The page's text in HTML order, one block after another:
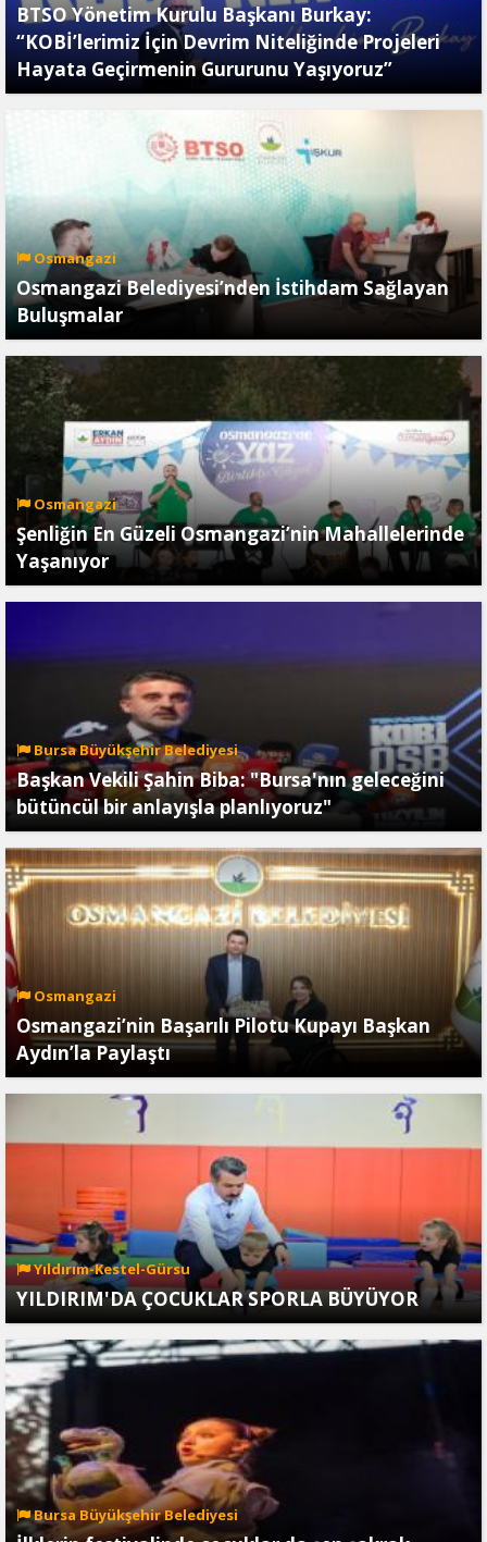
BTSO Yönetim Kurulu Başkanı Burkay:
“KOBİ’lerimiz İçin Devrim Niteliğinde Projeleri
Hayata Geçirmenin Gururunu Yaşıyoruz”
Osmangazi
Osmangazi Belediyesi’nden İstihdam Sağlayan
Buluşmalar
Osmangazi
Şenliğin En Güzeli Osmangazi’nin Mahallelerinde
Yaşanıyor
Bursa Büyükşehir Belediyesi
Başkan Vekili Şahin Biba: "Bursa'nın geleceğini
bütüncül bir anlayışla planlıyoruz"
Osmangazi
Osmangazi’nin Başarılı Pilotu Kupayı Başkan
Aydın’la Paylaştı
Yıldırım-Kestel-Gürsu
YILDIRIM'DA ÇOCUKLAR SPORLA BÜYÜYOR
Bursa Büyükşehir Belediyesi